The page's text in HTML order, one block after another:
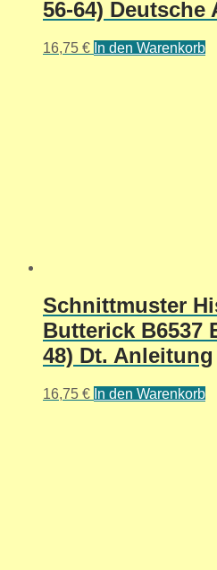
56-64) Deutsche
16,75 € In den Warenkorb
Schnittmuster
Butterick B6537
48) Dt. Anleitung
16,75 € In den Warenkorb